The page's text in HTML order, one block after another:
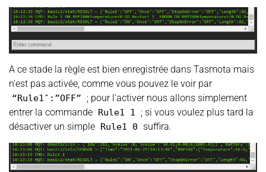
A ce stade la règle est bien enregistrée dans Tasmota mais
n’est pas activée, comme vous pouvez le voir par
“Rule1″:”OFF”
; pour l’activer nous allons simplement
entrer la commande Rule1 1
; si vous voulez plus tard la
désactiver un simple Rule1 0 suffira.